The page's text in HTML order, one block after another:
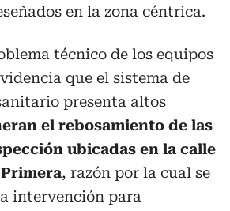
en la zona céntrica.
técnico de los equipos
que el sistema de
presenta altos
el rebosamiento de las
ubicadas en la calle
, razón por la cual se
intervención para